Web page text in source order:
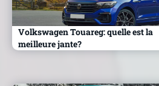
Volkswagen Touareg: quelle est la
meilleure jante?